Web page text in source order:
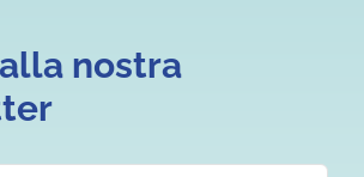
nostra